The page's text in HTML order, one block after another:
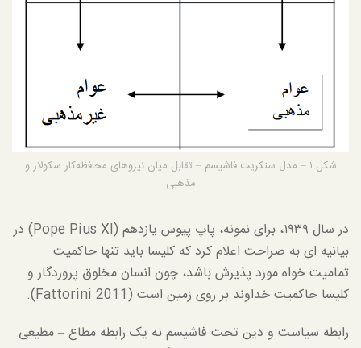
شکل ۱ – مدل سنکریت فاشیسم – تقابل میان نیروهای محافظه‌کار سکولار و
مذهبی
در سال ۱۹۳۹، برای نمونه، پاپ پیوس یازدهم (Pope Pius XI) در
بیانیه ای به صراحت اعلام کرد که کلیسا باید تنها حاکمیت
تمامیت خواه مورد پذیرش باشد، چون انسان مخلوق پروردگار و
کلیسا حاکمیت خداوند بر روی زمین است (Fattorini 2011).
رابطه سیاست و دین تحت فاشیسم نه یک رابطه مطاع – مطیعی